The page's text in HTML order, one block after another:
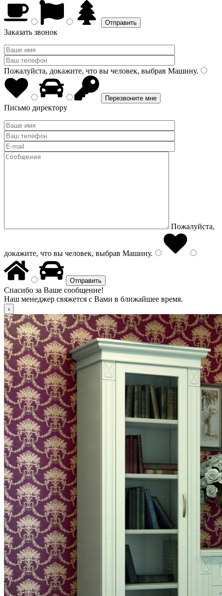
Заказать звонок
Пожалуйста, докажите, что вы человек, выбрав Машину.
Письмо директору
Пожалуйста,
докажите, что вы человек, выбрав Машину.
Спасибо за Ваше сообщение!
Наш менеджер свяжется с Вами в ближайшее время.